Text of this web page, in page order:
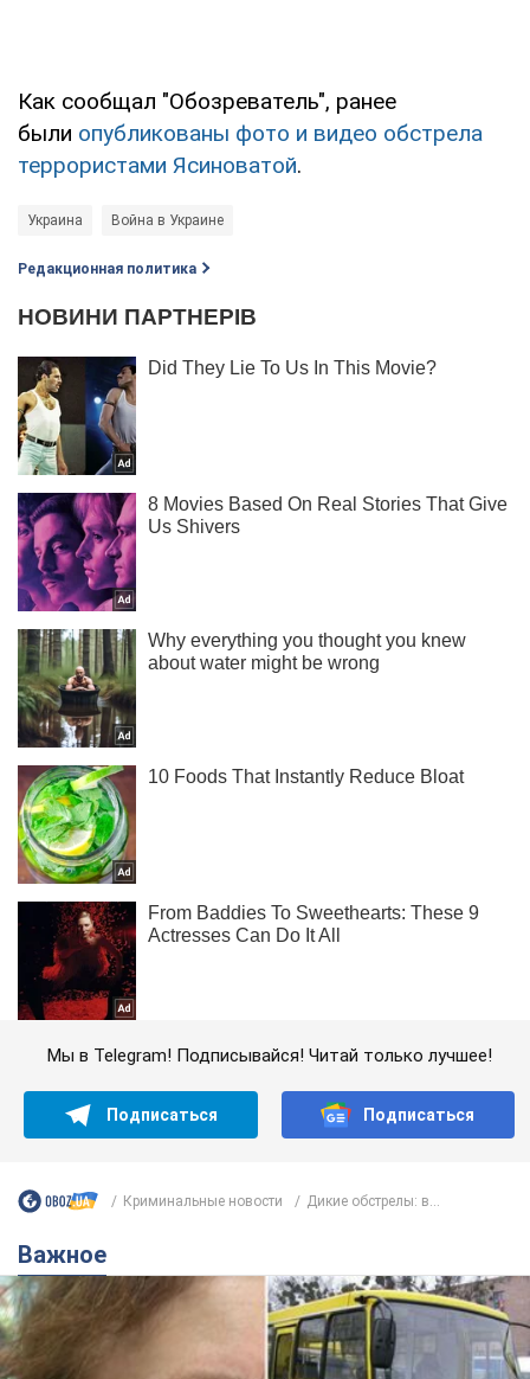
Как сообщал "Обозреватель", ранее
были опубликованы фото и видео обстрела
террористами Ясиноватой.
Украина Война в Украине
Редакционная политика
Мы в Telegram! Подписывайся! Читай только лучшее!
Подписаться Подписаться
Криминальные новости Дикие обстрелы: в...
Важное